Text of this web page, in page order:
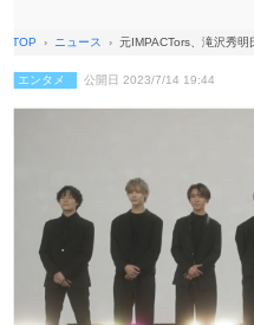
TOP ニュース 元IMPACTors、滝沢秀
エンタメ 公開日 2023/7/14 19:44